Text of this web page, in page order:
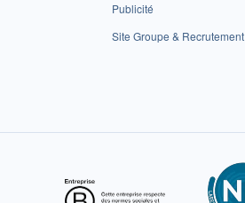
Publicité
Site Groupe & Recrutement